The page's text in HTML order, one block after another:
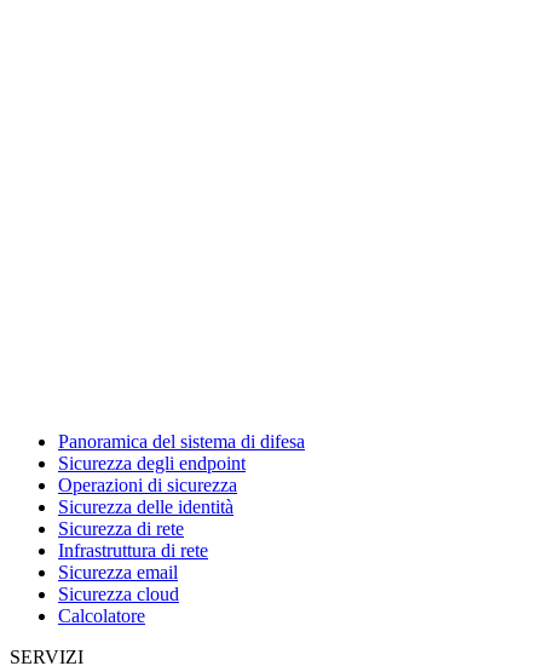
Panoramica del sistema di difesa
Sicurezza degli endpoint
Operazioni di sicurezza
Sicurezza delle identità
Sicurezza di rete
Infrastruttura di rete
Sicurezza email
Sicurezza cloud
Calcolatore
SERVIZI